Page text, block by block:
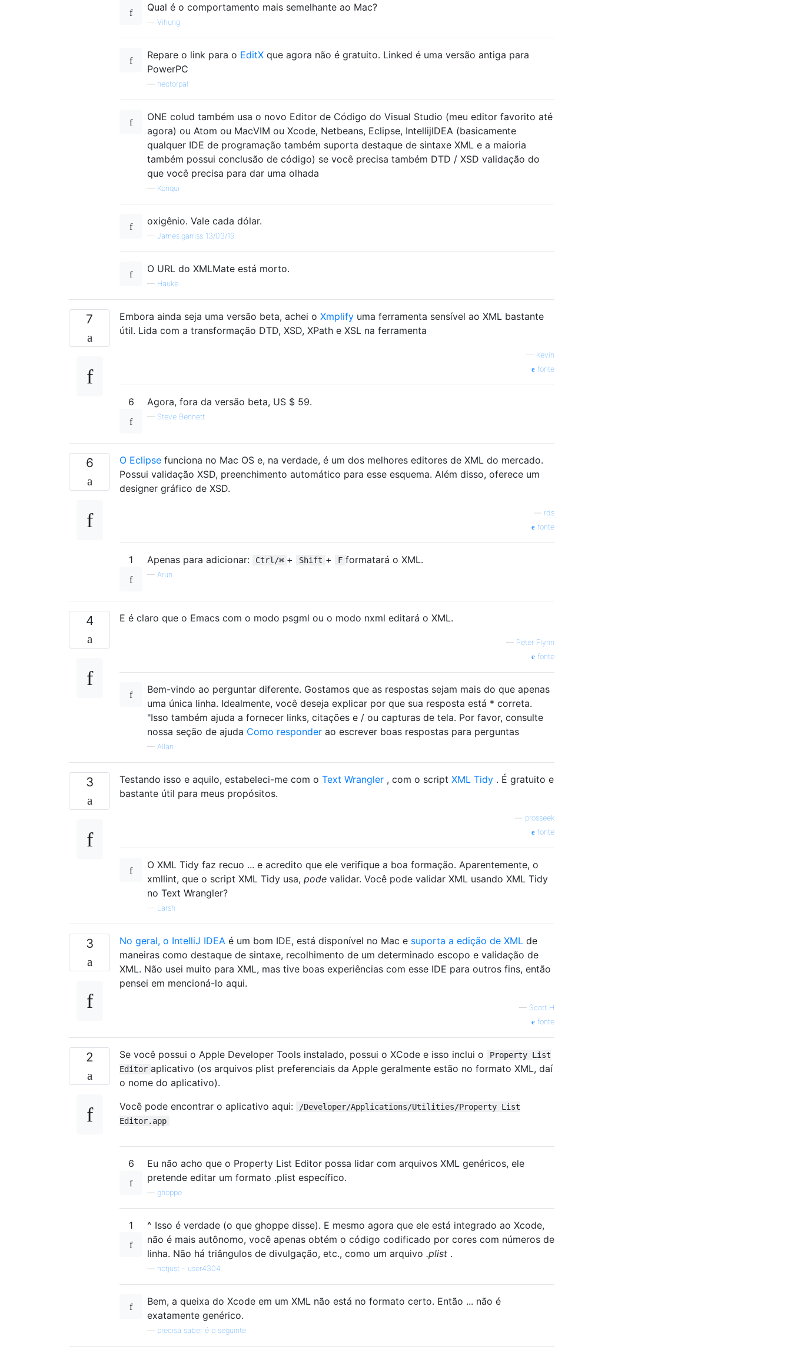
Qual é o comportamento mais semelhante ao Mac?
— Vihung
Repare o link para o EditX que agora não é gratuito. Linked é uma versão antiga para
PowerPC
hectorpal
ONE colud também usa o novo Editor de Código do Visual Studio (meu editor favorito até
agora) ou Atom ou MacVIM ou Xcode, Netbeans, Eclipse, IntellijIDEA (basicamente
qualquer IDE de programação também suporta destaque de sintaxe XML e a maioria
também possui conclusão de código) se você precisa também DTD / XSD validação do
que você precisa para dar uma olhada
— Konqui
oxigênio. Vale cada dólar.
— James.garriss 13/03/19
O URL do XMLMate está morto.
— Hauke
7 Embora ainda seja uma versão beta, achei o Xmplify uma ferramenta sensível ao XML bastante
útil. Lida com a transformação DTD, XSD, XPath e XSL na ferramenta
— Kevin
fonte
6 Agora, fora da versão beta, US $ 59.
— Steve Bennett
6 O Eclipse funciona no Mac OS e, na verdade, é um dos melhores editores de XML do mercado.
Possui validação XSD, preenchimento automático para esse esquema. Além disso, oferece um
designer gráfico de XSD.
rds
fonte
1 Apenas para adicionar: Ctrl/⌘ + Shift + F formatará o XML.
— Arun
4 E é claro que o Emacs com o modo psgml ou o modo nxml editará o XML.
— Peter Flynn
fonte
Bem-vindo ao perguntar diferente. Gostamos que as respostas sejam mais do que apenas
uma única linha. Idealmente, você deseja explicar por que sua resposta está * correta.
"Isso também ajuda a fornecer links, citações e / ou capturas de tela. Por favor, consulte
nossa seção de ajuda Como responder ao escrever boas respostas para perguntas
— Allan
3 Testando isso e aquilo, estabeleci-me com o Text Wrangler , com o script XML Tidy . É gratuito e
bastante útil para meus propósitos.
prosseek
fonte
O XML Tidy faz recuo ... e acredito que ele verifique a boa formação. Aparentemente, o
xmllint, que o script XML Tidy usa, pode validar. Você pode validar XML usando XML Tidy
no Text Wrangler?
— Larsh
3 No geral, o IntelliJ IDEA é um bom IDE, está disponível no Mac e suporta a edição de XML de
maneiras como destaque de sintaxe, recolhimento de um determinado escopo e validação de
XML. Não usei muito para XML, mas tive boas experiências com esse IDE para outros fins, então
pensei em mencioná-lo aqui.
— Scott H
fonte
2 Se você possui o Apple Developer Tools instalado, possui o XCode e isso inclui o
Property List
Editor aplicativo (os arquivos plist preferenciais da Apple geralmente estão no formato XML, daí
o nome do aplicativo).
Você pode encontrar o aplicativo aqui:
/Developer/Applications/Utilities/Property List
Editor.app
6
Eu não acho que o Property List Editor possa lidar com arquivos XML genéricos, ele
pretende editar um formato .plist específico.
ghoppe
1
^ Isso é verdade (o que ghoppe disse). E mesmo agora que ele está integrado ao Xcode,
não é mais autônomo, você apenas obtém o código codificado por cores com números de
linha. Não há triângulos de divulgação, etc., como um arquivo .plist .
notjust - user4304
Bem, a queixa do Xcode em um XML não está no formato certo. Então ... não é
exatamente genérico.
precisa saber é o seguinte